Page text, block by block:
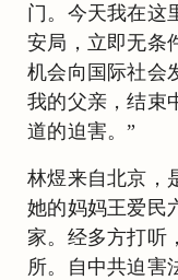
门。今天我在这
安局，立即无条
机会向国际社会
我的父亲，结束
道的迫害。”
林煜来自北京，
她的妈妈王爱民
家。经多方打听
所。自中共迫害